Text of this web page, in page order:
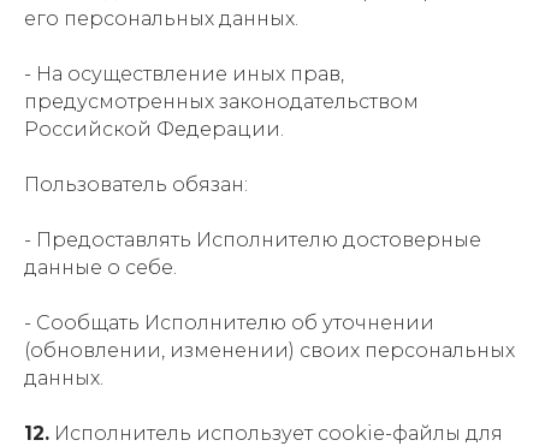
его персональных данных.
- На осуществление иных прав,
предусмотренных законодательством
Российской Федерации.
Пользователь обязан:
- Предоставлять Исполнителю достоверные
данные о себе.
- Сообщать Исполнителю об уточнении
(обновлении, изменении) своих персональных
данных.
12. Исполнитель использует cookie-файлы для